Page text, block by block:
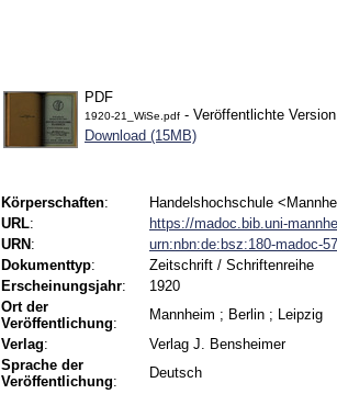
PDF
1920-21_WiSe.pdf - Veröffentlichte Version
Download (15MB)
Körperschaften:
Handelshochschule
URL:
https://madoc.bib.uni-
URN :
urn:nbn:de:bsz:180-madoc-
Dokumenttyp:
Zeitschrift / Schriftenreihe
Erscheinungsjahr:
1920
Ort der
Veröffentlichung:
Mannheim ; Berlin ; Leipzig
Verlag:
Verlag J. Bensheimer
Sprache der
Veröffentlichung:
Deutsch